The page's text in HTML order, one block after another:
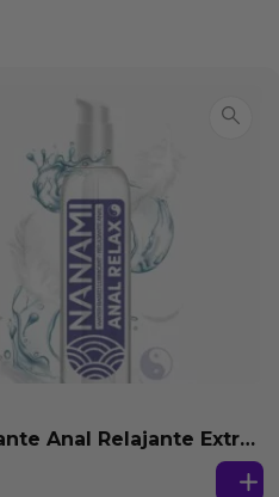
Anal Relajante Extra
Base Agua 150 ml